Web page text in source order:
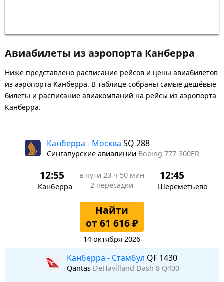
Авиабилеты из аэропорта Канберра
Ниже представлено расписание рейсов и цены авиабилетов
из аэропорта Канберра. В таблице собраны самые дешёвые
билеты и расписание авиакомпаний на рейсы из аэропорта
Канберра.
Канберра - Москва SQ 288
Сингапурские авиалинии Boeing 777-300ER
12:55
Канберра
в пути 23 ч 50 мин
2 пересадки
12:45
Шереметьево
Найти
от 61 616 ₽
14 октября 2026
Канберра - Стамбул QF 1430
Qantas DeHavilland Dash 8 Q400